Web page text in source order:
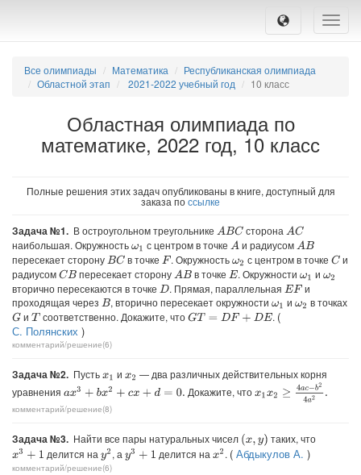
Toggle
Все олимпиады Математика
Республиканская олимпиада
Областной этап
2021-2022 учебный год 10 класс
Областная олимпиада по
математике, 2022 год, 10 класс
Полные решения этих задач опубликованы в книге, доступный для
заказа поссылке
Задача №1. В остроугольном треугольнике ABC сторона AC
наибольшая. Окружностьω1 с центром в точке A и радиусомAB
пересекает сторонуBC в точке F . Окружностьω2 с центром в точке Cи
радиусомCB пересекает сторонуAB в точке E . Окружностиω1 иω2
вторично пересекаются в точке D . Прямая, параллельная EF и
проходящая через B , вторично пересекает окружностиω1 и ω2 в точках
G иT соответственно. Докажите, чтоGT=DF +DE . (
С. Полянских )
комментарий/решение(6)
Задача №2. Пустьx1 и x2 — два различных действительных корня
уравнения ax3+ bx 2+c +d =0. Докажите, чтоx1x2≥ 4a c−b24a
комментарий/решение(8)
Задача №3. Найти все пары натуральных чисел (x,y)
таких, что
x3 +1 делится наy2, аy3 +1 делится наx2. (Абдыкулов А. )
комментарий/решение(6)